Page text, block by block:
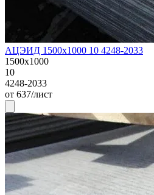
АЦЭИД 1500х1000 10 4248-2033
1500х1000
10
4248-2033
от 637/лист